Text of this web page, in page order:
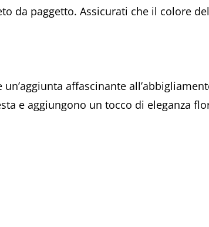
da paggetto. Assicurati che il colore
affascinante
e aggiungono un tocco di eleganza